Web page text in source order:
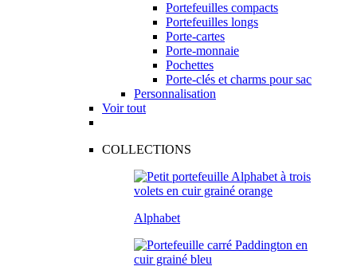
Portefeuilles compacts
Portefeuilles longs
Porte-cartes
Porte-monnaie
Pochettes
Porte-clés et charms pour sac
Personnalisation
Voir tout
COLLECTIONS
Alphabet